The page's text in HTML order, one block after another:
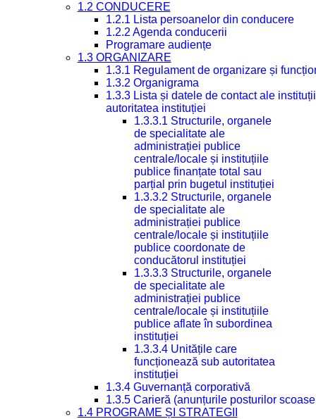
1.2 CONDUCERE
1.2.1 Lista persoanelor din conducere
1.2.2 Agenda conducerii
Programare audiențe
1.3 ORGANIZARE
1.3.1 Regulament de organizare și
1.3.2 Organigrama
1.3.3 Lista și datele de contact ale
autoritatea instituției
1.3.3.1 Structurile, organele
de specialitate ale
administrației publice
centrale/locale și instituțiile
publice finanțate total sau
parțial prin bugetul instituției
1.3.3.2 Structurile, organele
de specialitate ale
administrației publice
centrale/locale și instituțiile
publice coordonate de
conducătorul instituției
1.3.3.3 Structurile, organele
de specialitate ale
administrației publice
centrale/locale și instituțiile
publice aflate în subordinea
instituției
1.3.3.4 Unitățile care
funcționează sub autoritatea
instituției
1.3.4 Guvernanță corporativă
1.3.5 Carieră (anunțurile posturilor
1.4 PROGRAME ȘI STRATEGII